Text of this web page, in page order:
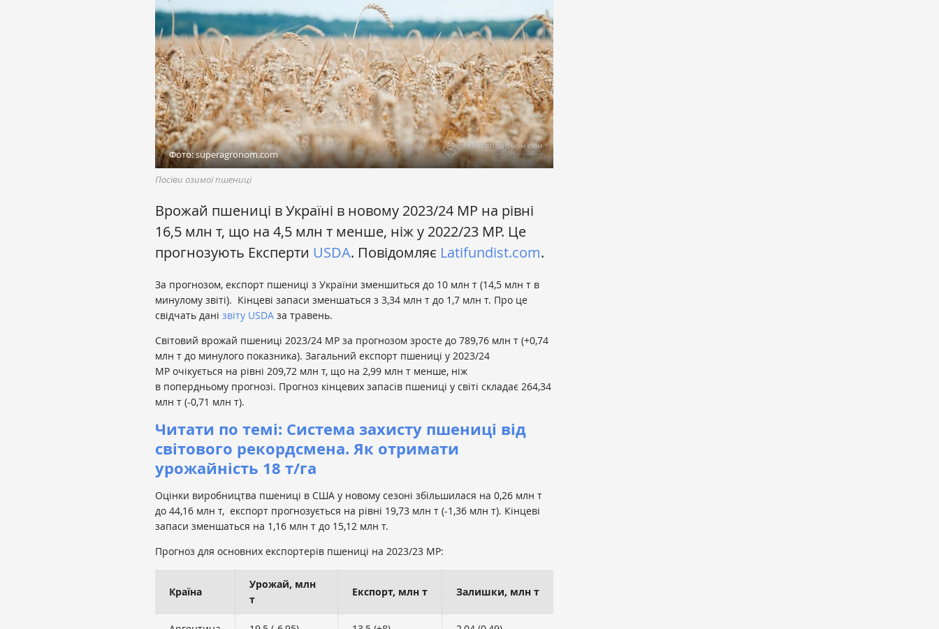
Фото: superagronom.com
Посіви озимої пшениці
Врожай пшениці в Україні в новому 2023/24 МР на рівні
16,5 млн т, що на 4,5 млн т менше, ніж у 2022/23 МР. Це
прогнозують Експерти USDA. Повідомляє Latifundist.com.
За прогнозом, експорт пшениці з України зменшиться до 10 млн т (14,5 млн т в
минулому звіті). Кінцеві запаси зменшаться з 3,34 млн т до 1,7 млн т. Про це
свідчать дані звіту USDA за травень.
Світовий врожай пшениці 2023/24 МР за прогнозом зросте до 789,76 млн т (+0,74
млн т до минулого показника). Загальний експорт пшениці у 2023/24
МР очікується на рівні 209,72 млн т, що на 2,99 млн т менше, ніж
в попердньому прогнозі. Прогноз кінцевих запасів пшениці у світі складає 264,34
млн т (-0,71 млн т).
Читати по темі: Система захисту пшениці від
світового рекордсмена. Як отримати
урожайність 18 т/га
Оцінки виробництва пшениці в США у новому сезоні збільшилася на 0,26 млн т
до 44,16 млн т, експорт прогнозується на рівні 19,73 млн т (-1,36 млн т). Кінцеві
запаси зменшаться на 1,16 млн т до 15,12 млн т.
Прогноз для основних експортерів пшениці на 2023/23 МР:
Країна
Урожай, млн
т
Експорт, млн т Залишки, млн т